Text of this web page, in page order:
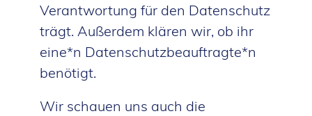
Verantwortung für den Datenschutz
trägt. Außerdem klären wir, ob ihr
eine*n Datenschutzbeauftragte*n
benötigt.
Wir schauen uns auch die